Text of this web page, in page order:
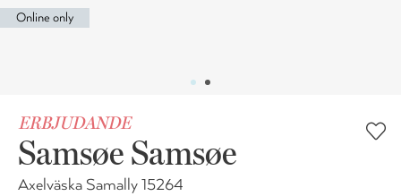
Online only
ERBJUDANDE
Samsøe Samsøe
Axelväska Samally 15264